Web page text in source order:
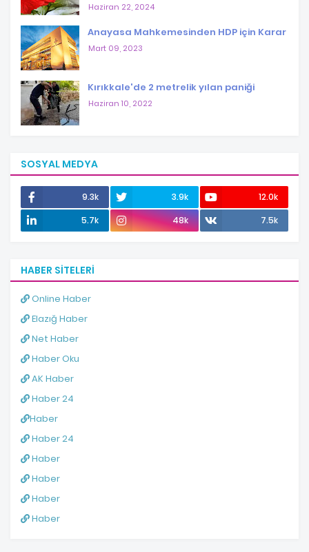
Haziran 22, 2024
Anayasa Mahkemesinden HDP için Karar
Mart 09, 2023
Kırıkkale'de 2 metrelik yılan paniği
Haziran 10, 2022
SOSYAL MEDYA
9.3k 3.9k
12.0k
5.7k
48k 7.5k
HABER SITELERI
Online Haber
Elazığ Haber
Net Haber
Haber Oku
AK Haber
Haber 24
Haber
Haber 24
Haber
Haber
Haber
Haber